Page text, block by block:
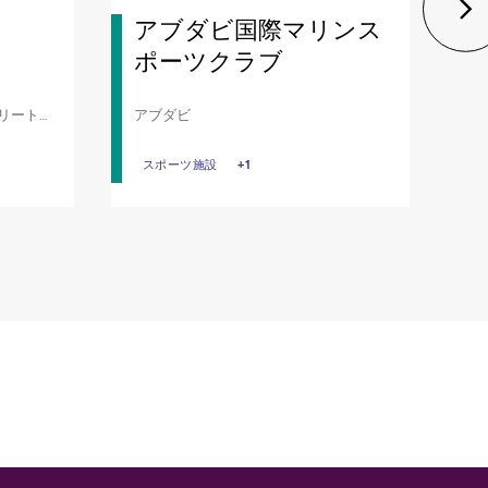
ート、
アブダビ国際マリンス
ポーツクラブ
アブダビ
スポーツ施設
スポーツ施設 +1